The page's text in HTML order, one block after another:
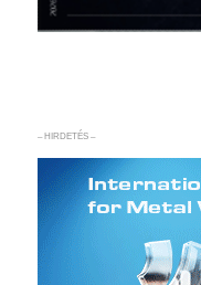
– HIRDETÉS –